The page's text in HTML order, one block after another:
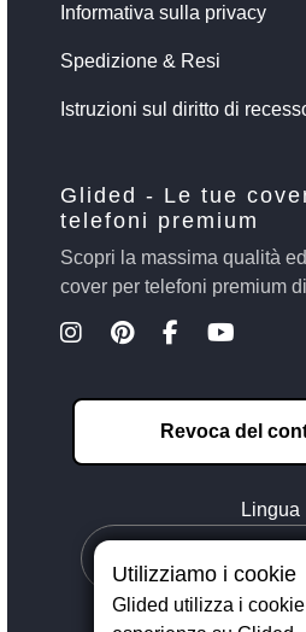
Informativa sulla privacy
Spedizione & Resi
Istruzioni sul diritto di
Glided - Le tue
telefoni premium
Scopri la massima qualità
cover per telefoni premium
Revoca del
Lingua
Utilizziamo i cookie
Glided utilizza i